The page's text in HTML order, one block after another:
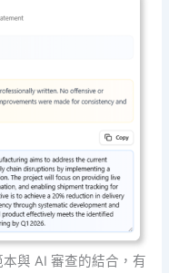
與 AI 審查的結合，有